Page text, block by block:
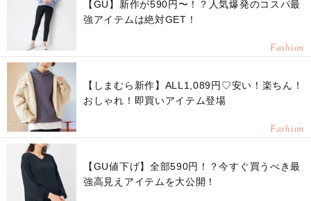
【GU】新作が590円〜！？人気爆発のコスパ最
強アイテムは絶対GET！
Fashion
【しまむら新作】ALL1,089円♡安い！楽ちん！
おしゃれ！即買いアイテム登場
Fashion
【GU値下げ】全部590円！？今すぐ買うべき最
強高見えアイテムを大公開！